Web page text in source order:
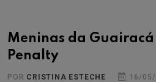
Meninas da Guairacá
Penalty
POR CRISTINA ESTECHE 16/